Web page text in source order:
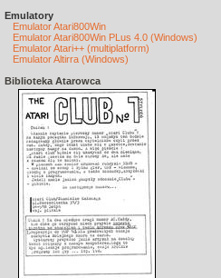
Emulatory
Emulator Atari800Win
Emulator Atari800Win PLus 4.0 (Windows)
Emulator Atari++ (multiplatform)
Emulator Altirra (Windows)
Biblioteka Atarowca